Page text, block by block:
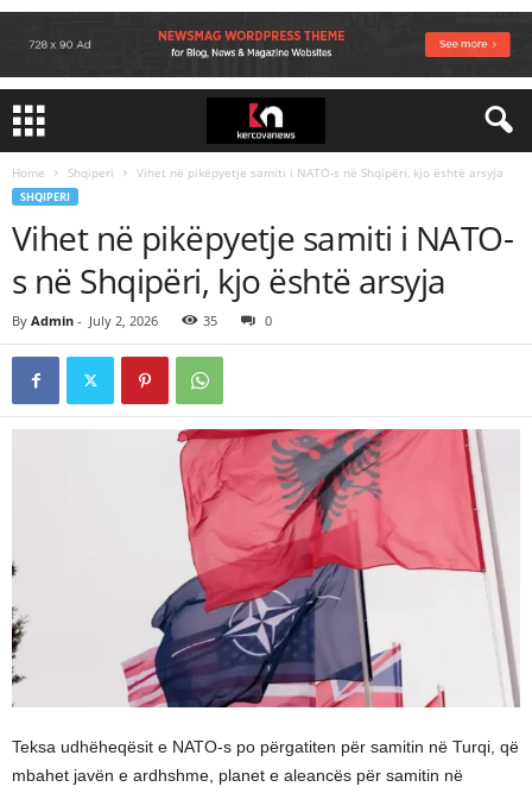
Home Shqiperi Vihet në pikëpyetje samiti i NATO-s në Shqipëri, kjo është arsyja
SHQIPERI
Vihet në pikëpyetje samiti i NATO-
s në Shqipëri, kjo është arsyja
By Admin - July 2, 2026 35 0
Teksa udhëheqësit e NATO-s po përgatiten për samitin në Turqi, që
mbahet javën e ardhshme, planet e aleancës për samitin në